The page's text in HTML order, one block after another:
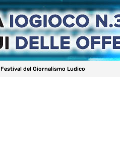
Festival del Giornalismo Ludico